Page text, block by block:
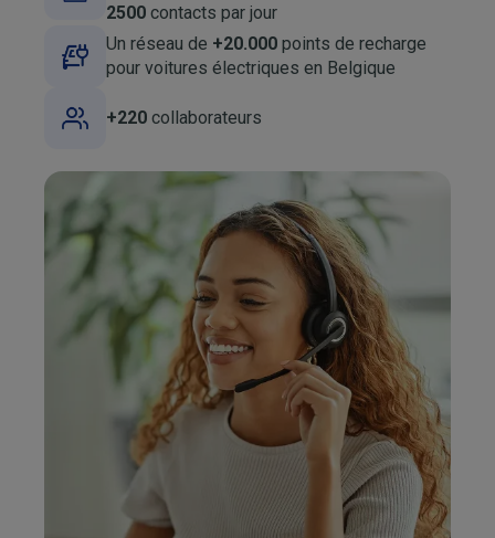
2500 contacts par jour
Image
Un réseau de +20.000 points de recharge
pour voitures électriques en Belgique
Image+220 collaborateurs